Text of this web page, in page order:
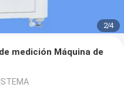
2/4
medición Máquina de